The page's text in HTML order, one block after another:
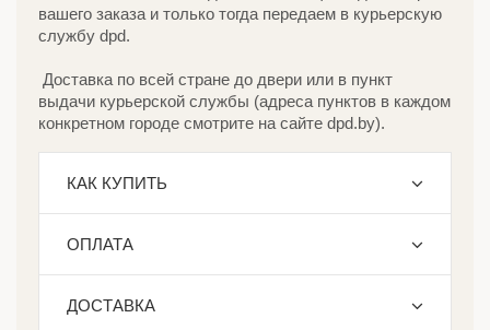
вашего заказа и только тогда передаем в курьерскую
службу dpd.
Доставка по всей стране до двери или в пункт
выдачи курьерской службы (адреса пунктов в каждом
конкретном городе смотрите на сайте dpd.by).
КАК КУПИТЬ
ОПЛАТА
ДОСТАВКА